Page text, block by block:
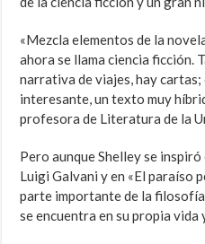
«Mezcla elementos de la
ahora se llama ciencia ficción.
narrativa de viajes, hay cartas;
interesante, un texto muy
profesora de Literatura de la
Pero aunque Shelley se
Luigi Galvani y en «El paraíso
parte importante de la
se encuentra en su propia vida